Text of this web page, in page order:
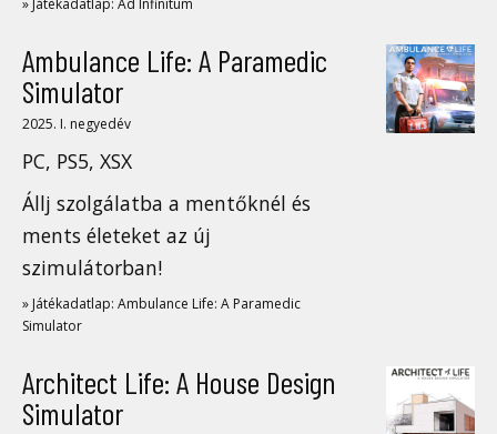
» Játékadatlap: Ad Infinitum
Ambulance Life: A Paramedic
Simulator
2025. I. negyedév
PC, PS5, XSX
Állj szolgálatba a mentőknél és
ments életeket az új
szimulátorban!
» Játékadatlap: Ambulance Life: A Paramedic
Simulator
Architect Life: A House Design
Simulator